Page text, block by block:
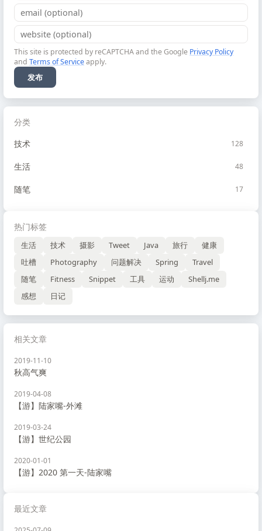
分类
技术
128
生活 48
随笔 17
热门标签
生活 技术 摄影 Tweet Java 旅行
健康
吐槽
Photography 问题解决 Spring
Travel
随笔
Fitness Snippet 工具 运动
Shellj.me
感想
日记
This site is protected by reCAPTCHA and the Google Privacy Policy
and Terms of Serviceapply.
发布
相关文章
2019-11-10
秋高气爽
2019-04-08
【游】陆家嘴-外滩
2019-03-24
【游】世纪公园
2020-01-01
【游】2020 第一天-陆家嘴
最近文章